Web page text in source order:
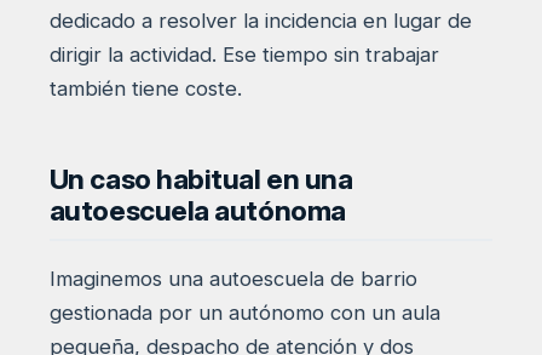
dedicado a resolver la incidencia en lugar de
dirigir la actividad. Ese tiempo sin trabajar
también tiene coste.
Un caso habitual en una
autoescuela autónoma
Imaginemos una autoescuela de barrio
gestionada por un autónomo con un aula
pequeña, despacho de atención y dos